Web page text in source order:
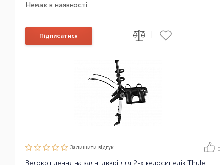
Немає в наявності
Підписатися
Залишити вiдгук 0
Велокріплення на задні двері для 2-х велосипедів Thule OutWay 2bike Platform